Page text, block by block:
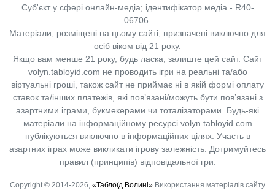
Суб'єкт у сфері онлайн-медіа; ідентифікатор медіа - R40-
06706.
Матеріали, розміщені на цьому сайті, призначені виключно для
осіб віком від 21 року.
Якщо вам менше 21 року, будь ласка, залиште цей сайт. Сайт
volyn.tabloyid.com не проводить ігри на реальні та/або
віртуальні гроші, також сайт не приймає ні в якій формі оплату
ставок та/інших платежів, які пов’язані/можуть бути пов’язані з
азартними іграми, букмекерами чи тоталізаторами. Будь-які
матеріали на інформаційному ресурсі volyn.tabloyid.com
публікуються виключно в інформаційних цілях. Участь в
азартних іграх може викликати ігрову залежність. Дотримуйтесь
правил (принципів) відповідальної гри.
Copyright © 2014-2026, «Таблоїд Волині» Використання матеріалів сайту